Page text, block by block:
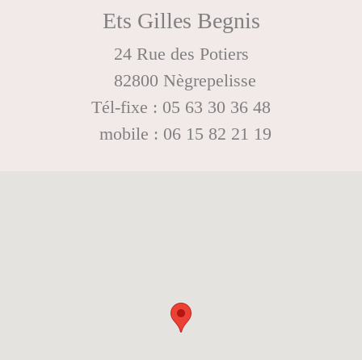
Ets Gilles Begnis
24 Rue des Potiers
82800 Nègrepelisse
Tél-fixe : 05 63 30 36 48
mobile : 06 15 82 21 19